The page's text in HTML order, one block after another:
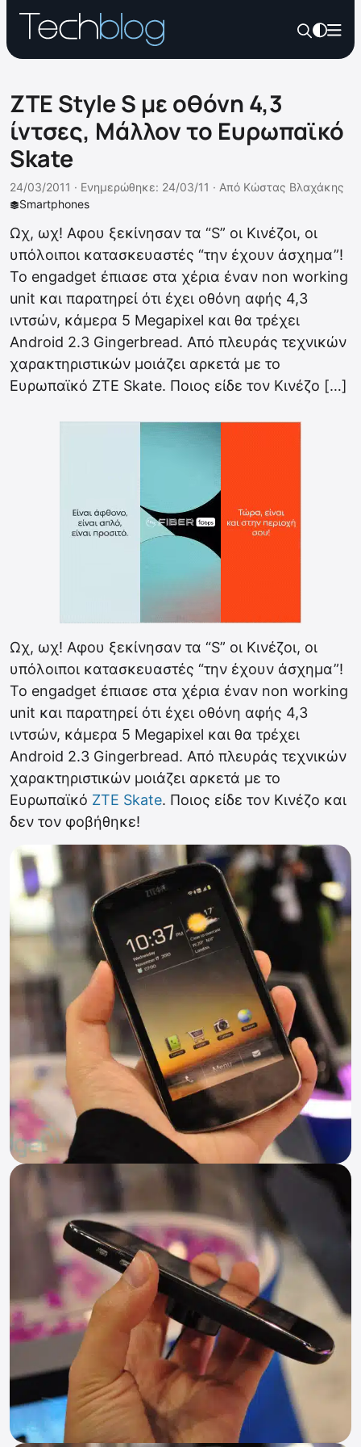
ZTE Style S με οθόνη 4,3
ίντσες, Μάλλον το Ευρωπαϊκό
Skate
Smartphones
24/03/2011 · Ενημερώθηκε: 24/03/11 · Από Κώστας Βλαχάκης
Ωχ, ωχ! Αφου ξεκίνησαν τα “S” οι Κινέζοι, οι
υπόλοιποι κατασκευαστές “την έχουν άσχημα”!
Το engadget έπιασε στα χέρια έναν non working
unit και παρατηρεί ότι έχει οθόνη αφής 4,3
ιντσών, κάμερα 5 Megapixel και θα τρέχει
Android 2.3 Gingerbread. Από πλευράς τεχνικών
χαρακτηριστικών μοιάζει αρκετά με το
Ευρωπαϊκό ZTE Skate. Ποιος είδε τον Κινέζο […]
Ωχ, ωχ! Αφου ξεκίνησαν τα “S” οι Κινέζοι, οι
υπόλοιποι κατασκευαστές “την έχουν άσχημα”!
Το engadget έπιασε στα χέρια έναν non working
unit και παρατηρεί ότι έχει οθόνη αφής 4,3
ιντσών, κάμερα 5 Megapixel και θα τρέχει
Android 2.3 Gingerbread. Από πλευράς τεχνικών
χαρακτηριστικών μοιάζει αρκετά με το
Ευρωπαϊκό ZTE Skate. Ποιος είδε τον Κινέζο και
δεν τον φοβήθηκε!